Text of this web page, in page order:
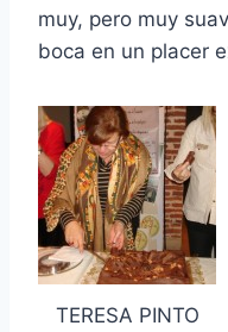
muy, pero muy
boca en un placer
TERESA PINTO